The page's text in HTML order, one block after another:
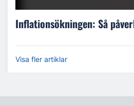
Inflationsökningen: Så
Visa fler artiklar